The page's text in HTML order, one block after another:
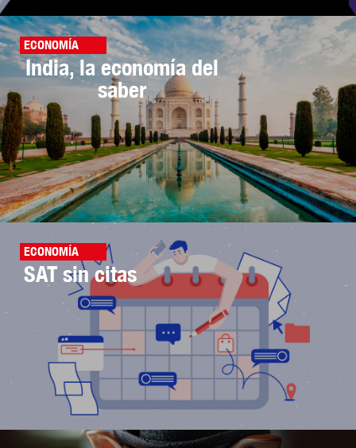
ECONOMÍA
India, la economía del
saber
ECONOMÍA
SAT sin citas